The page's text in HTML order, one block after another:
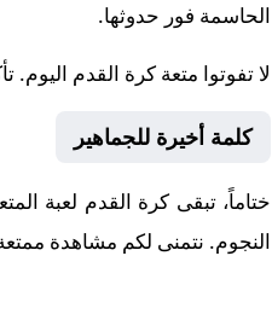
الحاسمة فور حدوثها.
لا تفوتوا متعة كرة القدم اليوم.
كلمة أخيرة للجماهير
ختاماً، تبقى كرة القدم لعبة
النجوم. نتمنى لكم مشاهدة